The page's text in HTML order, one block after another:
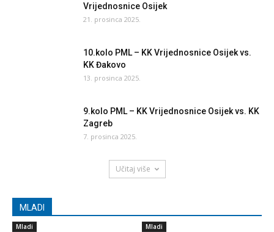
Vrijednosnice Osijek
21. prosinca 2025.
10.kolo PML – KK Vrijednosnice Osijek vs.
KK Đakovo
13. prosinca 2025.
9.kolo PML – KK Vrijednosnice Osijek vs. KK
Zagreb
7. prosinca 2025.
Učitaj više
MLADI
Mladi Mladi